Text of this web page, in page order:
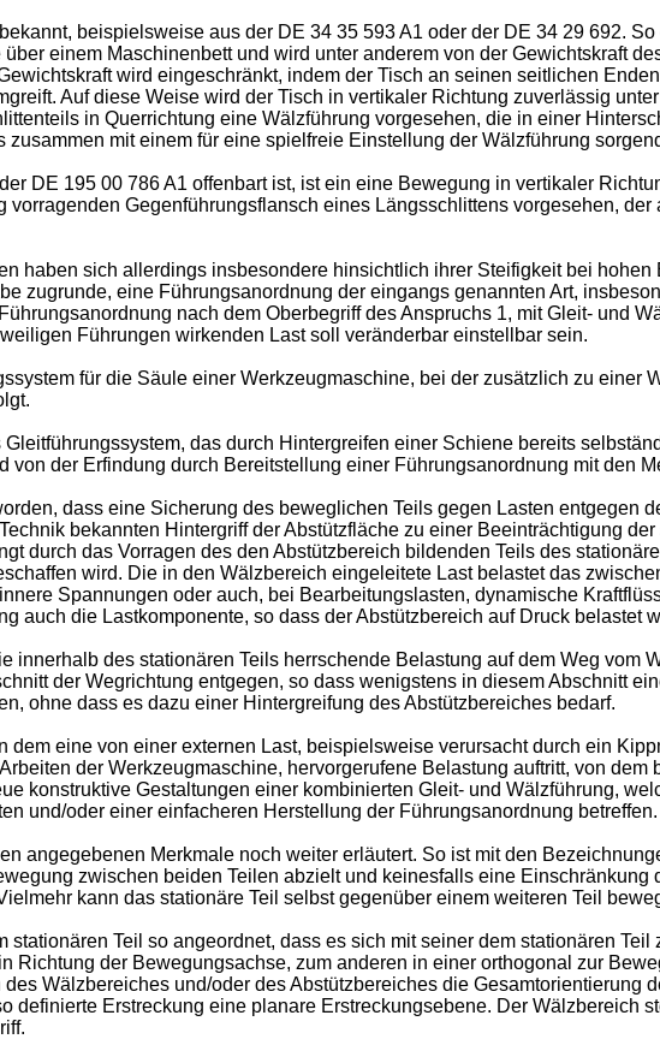
beispielsweise aus der DE 34 35 593 A1 oder der DE 34 29 692.
einem Maschinenbett und wird unter anderem von der Gewichtskraft
wird eingeschränkt, indem der Tisch an seinen seitlichen
Auf diese Weise wird der Tisch in vertikaler Richtung zuverlässig
in Querrichtung eine Wälzführung vorgesehen, die in einer
mit einem für eine spielfreie Einstellung der Wälzführung
DE 195 00 786 A1 offenbart ist, ist ein eine Bewegung in vertikaler
vorragenden Gegenführungsflansch eines Längsschlittens vorgesehen,
haben sich allerdings insbesondere hinsichtlich ihrer Steifigkeit bei
zugrunde, eine Führungsanordnung der eingangs genannten Art,
nach dem Oberbegriff des Anspruchs 1, mit Gleit- und
Führungen wirkenden Last soll veränderbar einstellbar sein.
für die Säule einer Werkzeugmaschine, bei der zusätzlich zu einer
das durch Hintergreifen einer Schiene bereits
von der Erfindung durch Bereitstellung einer Führungsanordnung mit den
dass eine Sicherung des beweglichen Teils gegen Lasten entgegen
bekannten Hintergriff der Abstützfläche zu einer Beeinträchtigung
durch das Vorragen des den Abstützbereich bildenden Teils des
wird. Die in den Wälzbereich eingeleitete Last belastet das
Spannungen oder auch, bei Bearbeitungslasten, dynamische
auch die Lastkomponente, so dass der Abstützbereich auf Druck belastet
innerhalb des stationären Teils herrschende Belastung auf dem Weg vom
der Wegrichtung entgegen, so dass wenigstens in diesem Abschnitt
ohne dass es dazu einer Hintergreifung des Abstützbereiches bedarf.
dem eine von einer externen Last, beispielsweise verursacht durch ein
der Werkzeugmaschine, hervorgerufene Belastung auftritt, von
konstruktive Gestaltungen einer kombinierten Gleit- und Wälzführung,
und/oder einer einfacheren Herstellung der Führungsanordnung betreffen.
angegebenen Merkmale noch weiter erläutert. So ist mit den
zwischen beiden Teilen abzielt und keinesfalls eine Einschränkung
kann das stationäre Teil selbst gegenüber einem weiteren Teil
stationären Teil so angeordnet, dass es sich mit seiner dem stationären
Richtung der Bewegungsachse, zum anderen in einer orthogonal zur
Wälzbereiches und/oder des Abstützbereiches die Gesamtorientierung
definierte Erstreckung eine planare Erstreckungsebene. Der Wälzbereich